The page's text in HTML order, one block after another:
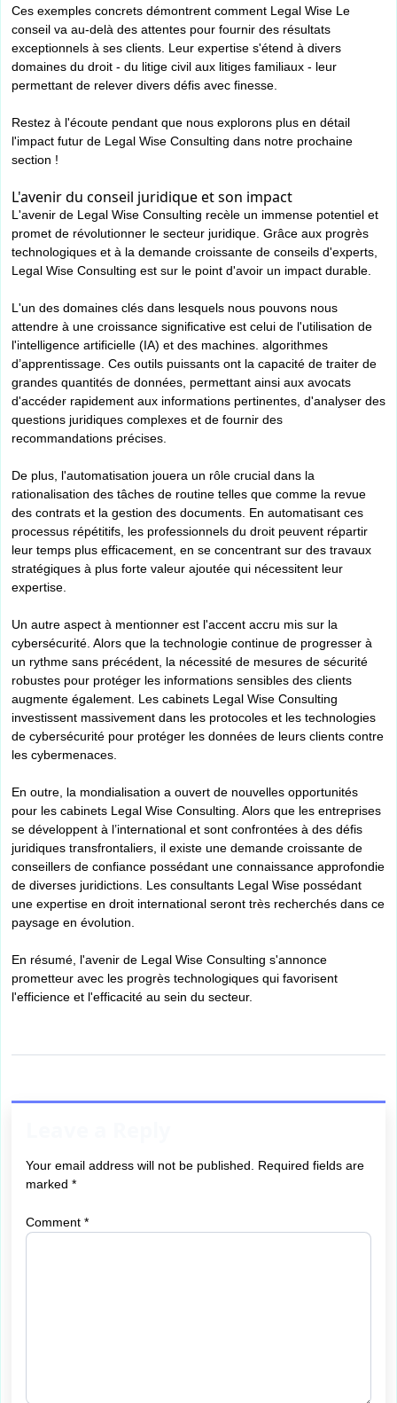
Ces exemples concrets démontrent comment Legal Wise Le
conseil va au-delà des attentes pour fournir des résultats
exceptionnels à ses clients. Leur expertise s'étend à divers
domaines du droit - du litige civil aux litiges familiaux - leur
permettant de relever divers défis avec finesse.
Restez à l'écoute pendant que nous explorons plus en détail
l'impact futur de Legal Wise Consulting dans notre prochaine
section !
L'avenir du conseil juridique et son impact
L'avenir de Legal Wise Consulting recèle un immense potentiel et
promet de révolutionner le secteur juridique. Grâce aux progrès
technologiques et à la demande croissante de conseils d'experts,
Legal Wise Consulting est sur le point d'avoir un impact durable.
L'un des domaines clés dans lesquels nous pouvons nous
attendre à une croissance significative est celui de l'utilisation de
l'intelligence artificielle (IA) et des machines. algorithmes
d’apprentissage. Ces outils puissants ont la capacité de traiter de
grandes quantités de données, permettant ainsi aux avocats
d'accéder rapidement aux informations pertinentes, d'analyser des
questions juridiques complexes et de fournir des
recommandations précises.
De plus, l'automatisation jouera un rôle crucial dans la
rationalisation des tâches de routine telles que comme la revue
des contrats et la gestion des documents. En automatisant ces
processus répétitifs, les professionnels du droit peuvent répartir
leur temps plus efficacement, en se concentrant sur des travaux
stratégiques à plus forte valeur ajoutée qui nécessitent leur
expertise.
Un autre aspect à mentionner est l'accent accru mis sur la
cybersécurité. Alors que la technologie continue de progresser à
un rythme sans précédent, la nécessité de mesures de sécurité
robustes pour protéger les informations sensibles des clients
augmente également. Les cabinets Legal Wise Consulting
investissent massivement dans les protocoles et les technologies
de cybersécurité pour protéger les données de leurs clients contre
les cybermenaces.
En outre, la mondialisation a ouvert de nouvelles opportunités
pour les cabinets Legal Wise Consulting. Alors que les entreprises
se développent à l’international et sont confrontées à des défis
juridiques transfrontaliers, il existe une demande croissante de
conseillers de confiance possédant une connaissance approfondie
de diverses juridictions. Les consultants Legal Wise possédant
une expertise en droit international seront très recherchés dans ce
paysage en évolution.
En résumé, l'avenir de Legal Wise Consulting s'annonce
prometteur avec les progrès technologiques qui favorisent
l'efficience et l'efficacité au sein du secteur.
Your email address will not be published.
Required fields are
marked *
Comment *